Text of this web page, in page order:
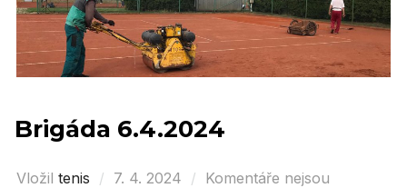
Brigáda 6.4.2024
Vložil tenis
Posted
7. 4. 2024
Komentáře nejsou